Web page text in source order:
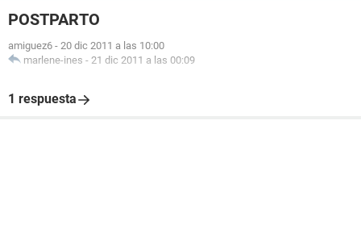
POSTPARTO
amiguez6 - 20 dic 2011 a las 10:00
marlene-ines - 21 dic 2011 a las 00:09
1 respuesta